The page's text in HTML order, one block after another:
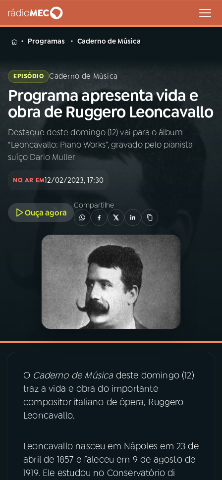
MENU
Buscar
na
Rádio
MEC
Buscar
Início AO VIVO
01INÍCIO
02A RÁDIO
PROGRAMAÇÃO
PROGRAMAS
PODCASTS
06VIDEOCASTS
07ÚLTIMAS
PRÊMIO RÁDIO MEC
ACOMPANHE A RÁDIO MEC
YouTube Facebook
Programas Caderno de Música
EPISÓDIO Caderno de Música
Programa apresenta vida e
obra de Ruggero Leoncavallo
Destaque deste domingo (12) vai para o álbum
“Leoncavallo: Piano Works”, gravado pelo pianista
suíço Dario Muller
NO AR EM12/02/2023, 17:30
Ouça agora
Compartilhe
O Caderno de Músicadeste domingo (12)
traz a vida e obra do importante
compositor italiano de ópera, Ruggero
Leoncavallo.
Leoncavallo nasceu em Nápoles em 23 de
abril de 1857 e faleceu em 9 de agosto de
1919. Ele estudou no Conservatório di